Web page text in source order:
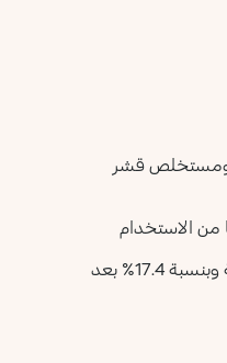
ومستخلص قشر
-تم اختباره لتقليل الدهون بنسبة 5.4% بعد 15 دقيقة فقط من التطبيق الأول، وبنسبة 15.2% بعد 24 ساعة وبنسبة 17.4% بعد